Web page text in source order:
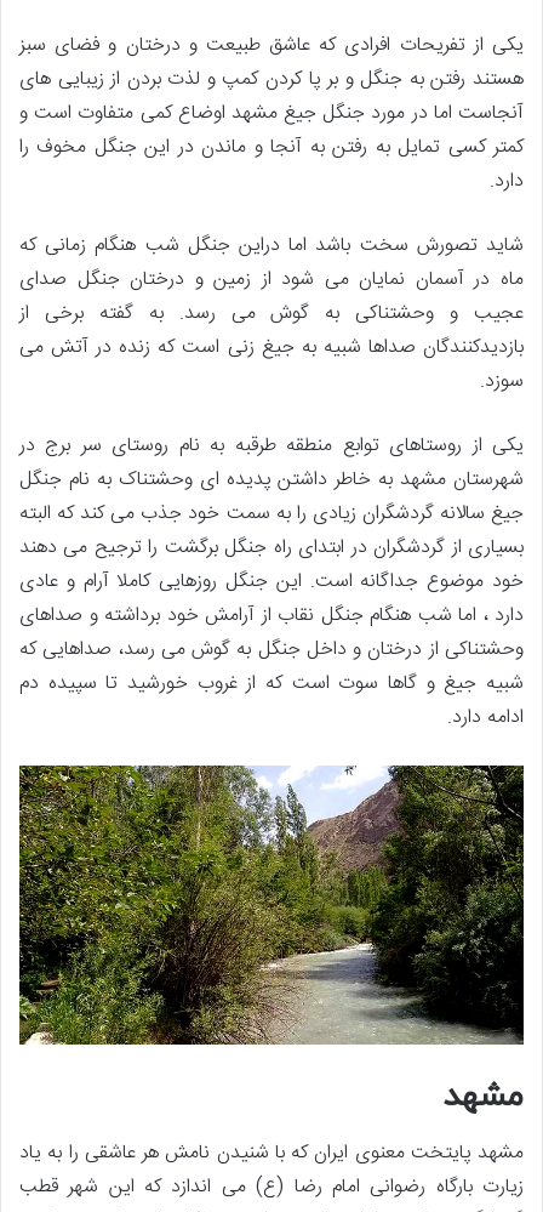
یکی از تفریحات افرادی که عاشق طبیعت و درختان و فضای سبز
هستند رفتن به جنگل و بر پا کردن کمپ و لذت بردن از زیبایی های
آنجاست اما در مورد جنگل جیغ مشهد اوضاع کمی متفاوت است و
کمتر کسی تمایل به رفتن به آنجا و ماندن در این جنگل مخوف را
دارد.
شاید تصورش سخت باشد اما دراین جنگل شب هنگام زمانی که
ماه در آسمان نمایان می شود از زمین و درختان جنگل صدای
عجیب و وحشتناکی به گوش می رسد. به گفته برخی از
بازدیدکنندگان صداها شبیه به جیغ زنی است که زنده در آتش می
سوزد.
یکی از روستاهای توابع منطقه طرقبه به نام روستای سر برج در
شهرستان مشهد به خاطر داشتن پدیده ای وحشتناک به نام جنگل
جیغ سالانه گردشگران زیادی را به سمت خود جذب می کند که البته
بسیاری از گردشگران در ابتدای راه جنگل برگشت را ترجیح می دهند
خود موضوع جداگانه است. این جنگل روزهایی کاملا آرام و عادی
دارد ، اما شب هنگام جنگل نقاب از آرامش خود برداشته و صداهای
وحشتناکی از درختان و داخل جنگل به گوش می رسد، صداهایی که
شبیه جیغ و گاها سوت است که از غروب خورشید تا سپیده دم
ادامه دارد.
مشهد
مشهد پایتخت معنوی ایران که با شنیدن نامش هر عاشقی را به یاد
زیارت بارگاه رضوانی امام رضا (ع) می اندازد که این شهر قطب